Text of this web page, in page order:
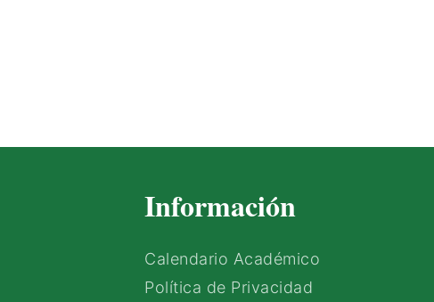
Información
Calendario Académico
Política de Privacidad